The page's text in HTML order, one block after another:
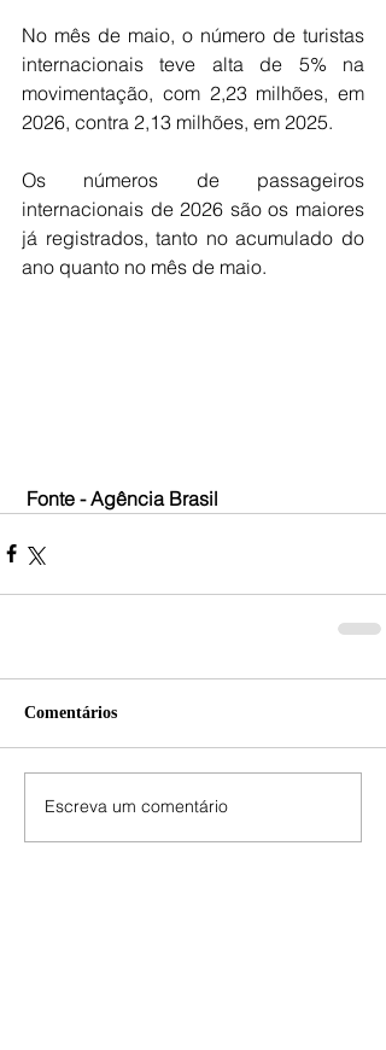
No mês de maio, o número de turistas
internacionais teve alta de 5% na
movimentação, com 2,23 milhões, em
2026, contra 2,13 milhões, em 2025.
Os números de passageiros
internacionais de 2026 são os maiores
já registrados, tanto no acumulado do
ano quanto no mês de maio.
Fonte - Agência Brasil
Comentários
Escreva um comentário